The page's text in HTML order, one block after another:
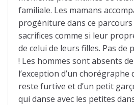
familiale. Les mamans
progéniture dans ce parcours
sacrifices comme si leur
de celui de leurs filles. Pas de
! Les hommes sont absents
l’exception d’un
reste furtive et d’un petit
qui danse avec les petites